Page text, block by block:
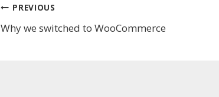
Bejegyzés
navigáció
PREVIOUS
Why we switched to WooCommerce